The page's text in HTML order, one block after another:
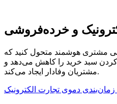
و خرده‌فروشی
مشتری هوشمند متحول کنید که
سبد خرید را کاهش می‌دهد و
مشتریان وفادار ایجاد می‌کند.
زمان‌بندی دموی تجارت الکترونیک